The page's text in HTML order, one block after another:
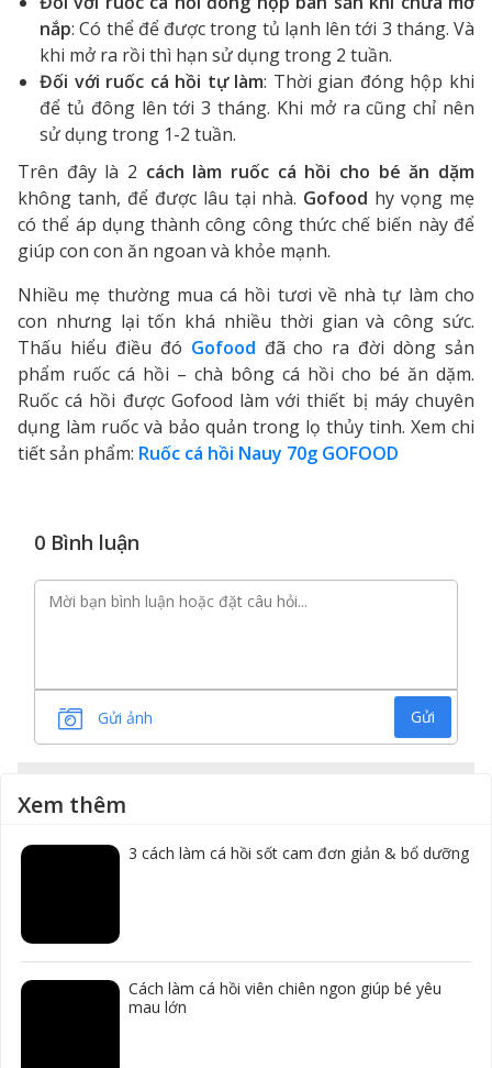
nắp: Có thể để được trong tủ lạnh lên tới 3 tháng. Và
khi mở ra rồi thì hạn sử dụng trong 2 tuần.
Đối với ruốc cá hồi tự làm: Thời gian đóng hộp khi
để tủ đông lên tới 3 tháng. Khi mở ra cũng chỉ nên
sử dụng trong 1-2 tuần.
Trên đây là 2 cách làm ruốc cá hồi cho bé ăn dặm
không tanh, để được lâu tại nhà. Gofood hy vọng mẹ
có thể áp dụng thành công công thức chế biến này để
giúp con con ăn ngoan và khỏe mạnh.
Nhiều mẹ thường mua cá hồi tươi về nhà tự làm cho
con nhưng lại tốn khá nhiều thời gian và công sức.
Thấu hiểu điều đó Gofood đã cho ra đời dòng sản
phẩm ruốc cá hồi – chà bông cá hồi cho bé ăn dặm.
Ruốc cá hồi được Gofood làm với thiết bị máy chuyên
dụng làm ruốc và bảo quản trong lọ thủy tinh. Xem chi
tiết sản phẩm: Ruốc cá hồi Nauy 70g GOFOOD
0 Bình luận
Gửi ảnh Gửi
Xem thêm
3 cách làm cá hồi sốt cam đơn giản & bổ dưỡng
Cách làm cá hồi viên chiên ngon giúp bé yêu
mau lớn